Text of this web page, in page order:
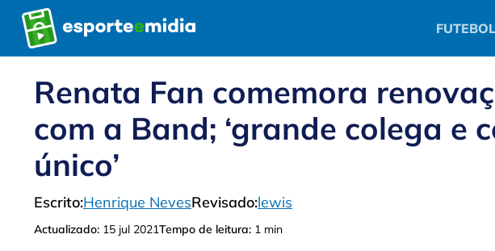
Pular
para
o
FUTEBOL
Renata Fan comemora
com a Band; ‘grande colega e
único’
Escrito:Henrique NevesRevisado:lewis
Actualizado: 15 jul 2021Tempo de leitura: 1 min